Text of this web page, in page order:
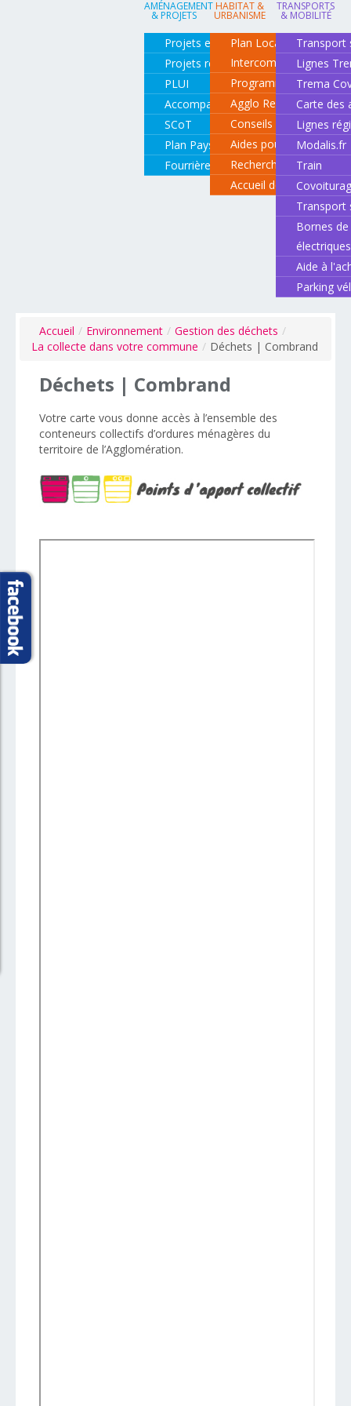
AMÉNAGEMENT
& PROJETS
Projets en cours
Projets réalisés
PLUI
Accompagnement de projets
SCoT
Plan Paysage
Fourrière animale
HABITAT &
URBANISME
Plan Local d'Urbanisme
Intercommunal
Programme local de
Agglo Renov
Conseils pour rénover
Aides pour rénover
Recherche d'un
Accueil des gens du
TRANSPORTS
& MOBILITÉ
Transport
Lignes
Trema
Carte des
Lignes
Modalis.fr
Train
Transport
Bornes
électriques
Aide à
Parking
Accueil / Environnement / Gestion des déchets /
La collecte dans votre commune / Déchets | Combrand
Déchets | Combrand
Votre carte vous donne accès à l’ensemble des
conteneurs collectifs d’ordures ménagères du
territoire de l’Agglomération.